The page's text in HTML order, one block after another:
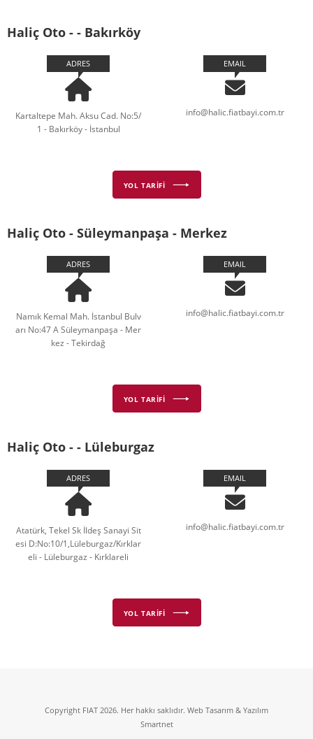
Haliç Oto - - Bakırköy
ADRES
Kartaltepe Mah. Aksu Cad. No:5/
1 - Bakırköy - İstanbul
EMAIL
info@halic.fiatbayi.com.tr
YOL TARİFİ
Haliç Oto - Süleymanpaşa - Merkez
ADRES
Namık Kemal Mah. İstanbul Bulv
arı No:47 A Süleymanpaşa - Mer
kez - Tekirdağ
EMAIL
info@halic.fiatbayi.com.tr
YOL TARİFİ
Haliç Oto - - Lüleburgaz
ADRES
Atatürk, Tekel Sk İldeş Sanayi Sit
esi D:No:10/1,Lüleburgaz/Kırklar
eli - Lüleburgaz - Kırklareli
EMAIL
info@halic.fiatbayi.com.tr
YOL TARİFİ
Copyright FIAT 2026. Her hakkı saklıdır. Web Tasarım & Yazılım
Smartnet